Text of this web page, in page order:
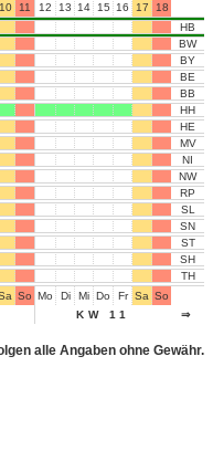
10 11 12 13 14 15 16 17 18
So Mo Di Mi Do Fr Sa So
KW 11
HB
BW
BY
BE
BB
HH
HE
MV
NI
NW
RP
SL
SN
ST
SH
TH
⇒
alle Angaben ohne Gewähr.